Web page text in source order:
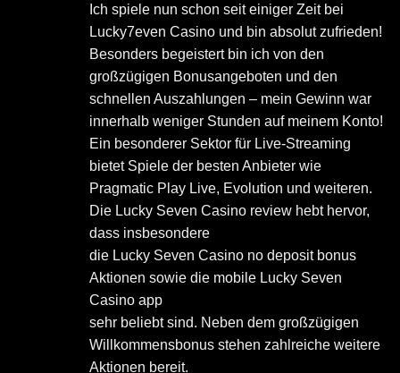
Ich spiele nun schon seit einiger Zeit bei
Lucky7even Casino und bin absolut zufrieden!
Besonders begeistert bin ich von den
großzügigen Bonusangeboten und den
schnellen Auszahlungen – mein Gewinn war
innerhalb weniger Stunden auf meinem Konto!
Ein besonderer Sektor für Live-Streaming
bietet Spiele der besten Anbieter wie
Pragmatic Play Live, Evolution und weiteren.
Die Lucky Seven Casino review hebt hervor,
dass insbesondere
die Lucky Seven Casino no deposit bonus
Aktionen sowie die mobile Lucky Seven
Casino app
sehr beliebt sind. Neben dem großzügigen
Willkommensbonus stehen zahlreiche weitere
Aktionen bereit.